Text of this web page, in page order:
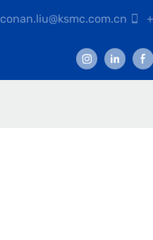
conan.liu@ksmc.com.cn